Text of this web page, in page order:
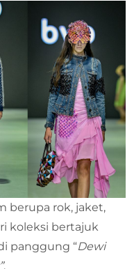
berupa rok, jaket,
koleksi bertajuk
panggung “Dewi
.